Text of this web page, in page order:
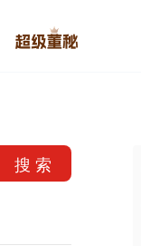
搜 索